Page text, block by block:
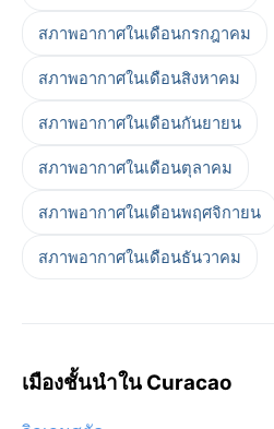
สภาพอากาศในเดือนกรกฎาคม
สภาพอากาศในเดือนสิงหาคม
สภาพอากาศในเดือนกันยายน
สภาพอากาศในเดือนตุลาคม
สภาพอากาศในเดือนพฤศจิกายน
สภาพอากาศในเดือนธันวาคม
เมืองชั้นนำใน Curacao